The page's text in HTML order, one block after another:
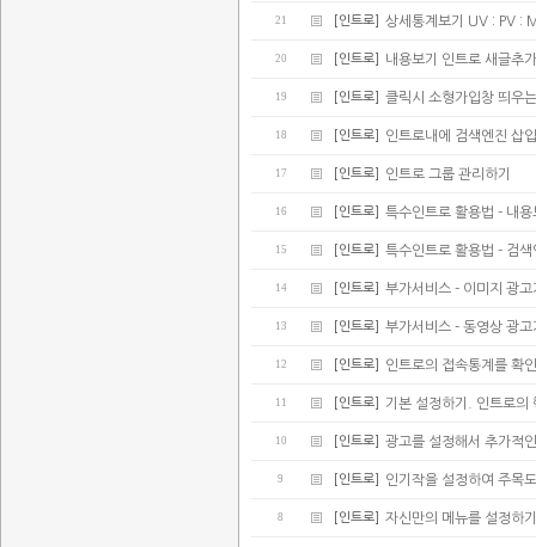
21 [인트로] 상세통계보기 UV : PV :
20 [인트로] 내용보기 인트로 새글추
19 [인트로] 클릭시 소형가입창 띄우
18 [인트로] 인트로내에 검색엔진 삽
17 [인트로] 인트로 그룹 관리하기
16 [인트로] 특수인트로 활용법 - 내
15 [인트로] 특수인트로 활용법 - 검
14 [인트로] 부가서비스 - 이미지 광고
13 [인트로] 부가서비스 - 동영상 광고
12 [인트로] 인트로의 접속통계를 확
11 [인트로] 기본 설정하기. 인트로의
10 [인트로] 광고를 설정해서 추가적
9 [인트로] 인기작을 설정하여 주목
8 [인트로] 자신만의 메뉴를 설정하기